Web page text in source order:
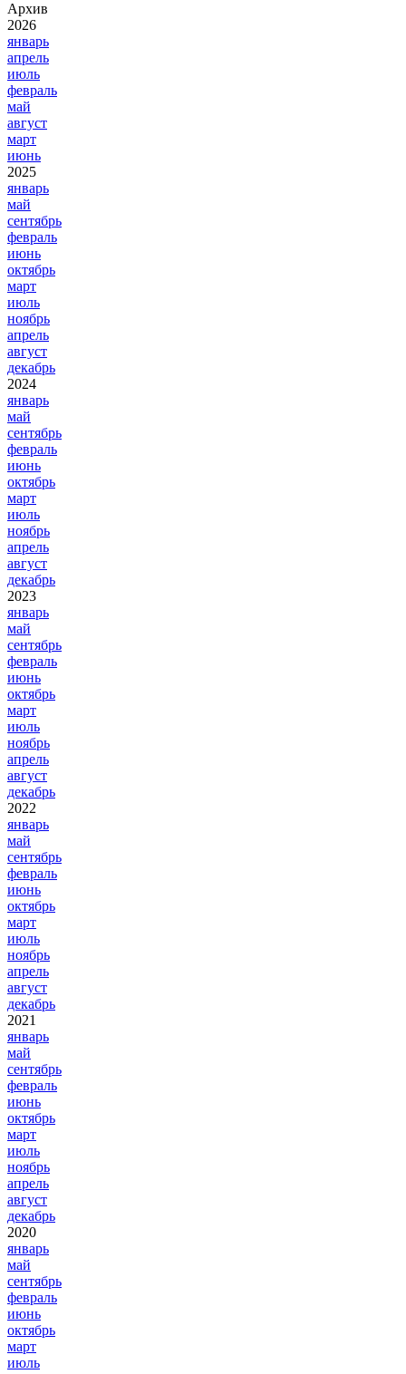
Архив
2026
январь
апрель
июль
февраль
май
август
март
июнь
2025
январь
май
сентябрь
февраль
июнь
октябрь
март
июль
ноябрь
апрель
август
декабрь
2024
январь
май
сентябрь
февраль
июнь
октябрь
март
июль
ноябрь
апрель
август
декабрь
2023
январь
май
сентябрь
февраль
июнь
октябрь
март
июль
ноябрь
апрель
август
декабрь
2022
январь
май
сентябрь
февраль
июнь
октябрь
март
июль
ноябрь
апрель
август
декабрь
2021
январь
май
сентябрь
февраль
июнь
октябрь
март
июль
ноябрь
апрель
август
декабрь
2020
январь
май
сентябрь
февраль
июнь
октябрь
март
июль